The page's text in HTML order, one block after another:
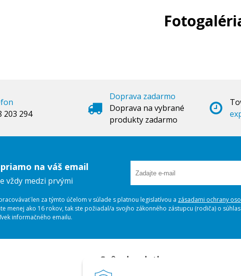
203 294
Doprava zadarmo
Doprava na vybrané
produkty zadarmo
na váš email
vždy medzi prvými
len za týmto účelom v súlade s platnou legislatívou a zásadami ochrany
menej ako 16 rokov, tak ste požiadal/a svojho zákonného zástupcu (rodiča) o
informačného emailu.
Spôsoby platby